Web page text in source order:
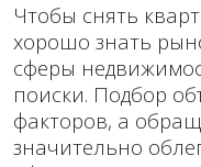
Чтобы снять
хорошо знать
сферы
поиски. Подбор
факторов, а
значительно